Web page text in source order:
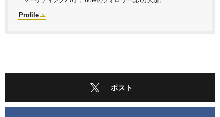
Profile
ポスト